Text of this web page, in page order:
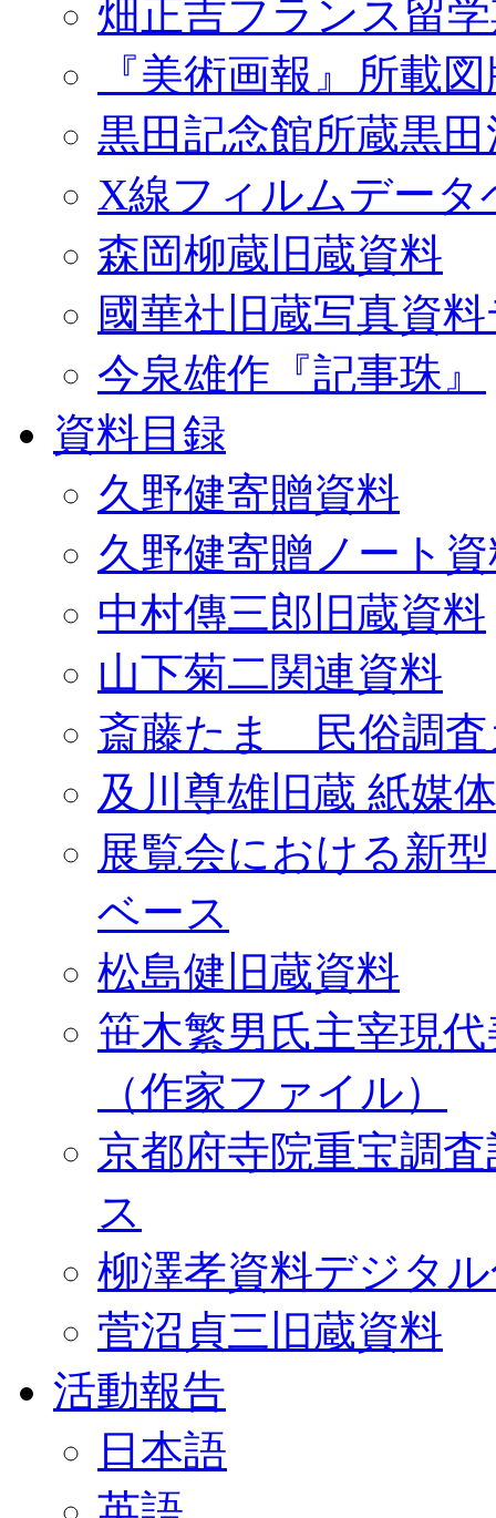
畑正吉フランス留
『美術画報』所載
黒田記念館所蔵黒
X線フィルムデータ
森岡柳蔵旧蔵資料
國華社旧蔵写真資
今泉雄作『記事珠』
資料目録
久野健寄贈資料
久野健寄贈ノート
中村傳三郎旧蔵資料
山下菊二関連資料
斎藤たま 民俗調査
及川尊雄旧蔵 紙媒
展覧会における新
ベース
松島健旧蔵資料
笹木繁男氏主宰現
（作家ファイル）
京都府寺院重宝調
ス
柳澤孝資料デジタ
菅沼貞三旧蔵資料
活動報告
日本語